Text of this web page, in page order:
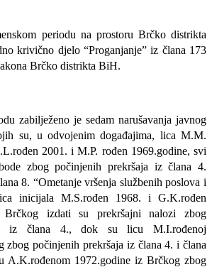
periodu na prostoru Brčko distrikta
krivično djelo “Proganjanje” iz člana 173
Brčko distrikta BiH.
zabilježeno je sedam narušavanja javnog
su, u odvojenim događajima, lica M.M.
2001. i M.P. rođen 1969.godine, svi
zbog počinjenih prekršaja iz člana 4.
8. “Ometanje vršenja službenih poslova i
inicijala M.S.rođen 1968. i G.K.rođen
Brčkog izdati su prekršajni nalozi zbog
iz člana 4., dok su licu M.I.rođenoj
zbog počinjenih prekršaja iz člana 4. i člana
A.K.rođenom 1972.godine iz Brčkog zbog